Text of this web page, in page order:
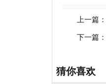
上一篇：
下一篇：
猜你喜欢